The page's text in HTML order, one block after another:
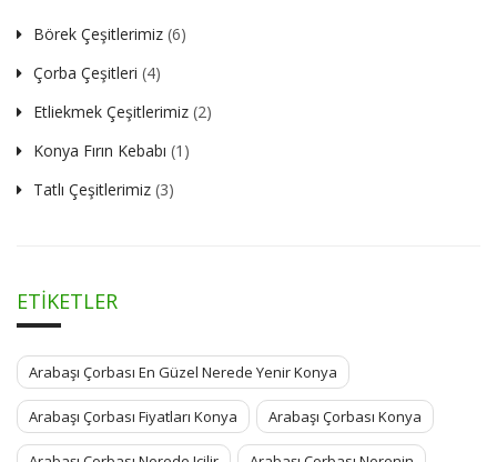
Börek Çeşitlerimiz (6)
Çorba Çeşitleri (4)
Etliekmek Çeşitlerimiz (2)
Konya Fırın Kebabı (1)
Tatlı Çeşitlerimiz (3)
ETIKETLER
Arabaşı Çorbası En Güzel Nerede Yenir Konya
Arabaşı Çorbası Fiyatları Konya Arabaşı Çorbası Konya